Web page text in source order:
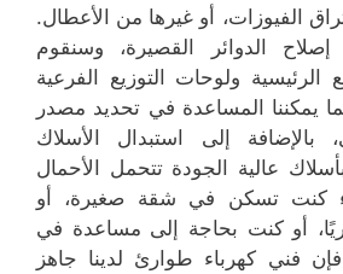
الفيوزات، أو غيرها من الأعطال.
الدوائر القصيرة، وسنقوم
ولوحات التوزيع الفرعية
يمكننا المساعدة في تحديد مصدر
إلى استبدال الأسلاك
عالية الجودة تتحمل الأحمال
كنت تسكن في شقة صغيرة، أو
أو كنت بحاجة إلى مساعدة في
فني كهرباء طوارئ لدينا جاهز